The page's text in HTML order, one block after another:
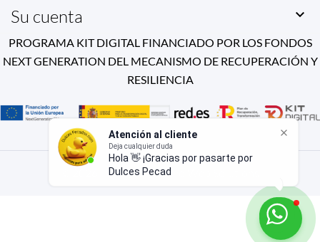
Atención al cliente
Deja cualquier duda
Hola 👋 ¡Gracias por pasarte por
Dulces Pecados! Si
Su cuenta 
PROGRAMA KIT DIGITAL FINANCIADO POR LOS FONDOS
NEXT GENERATION DEL MECANISMO DE RECUPERACIÓN Y
RESILIENCIA
© 2026 - Powered by Seo Web Solutions